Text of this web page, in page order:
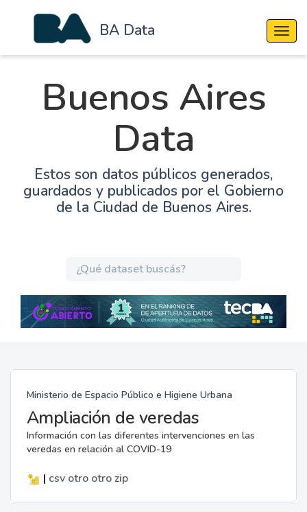
BA Data
Buenos Aires
Data
Estos son datos públicos generados,
guardados y publicados por el Gobierno
de la Ciudad de Buenos Aires.
Ministerio de Espacio Público e Higiene Urbana
Ampliación de veredas
Información con las diferentes intervenciones en las
veredas en relación al COVID-19
| csv otro otro zip